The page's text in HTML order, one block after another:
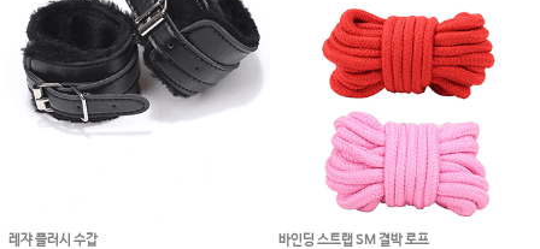
레쟈 플러시 수갑 바인딩 스트랩 SM 결박 로프